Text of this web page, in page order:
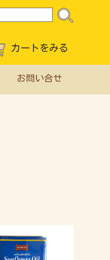
カートをみる
お問い合せ